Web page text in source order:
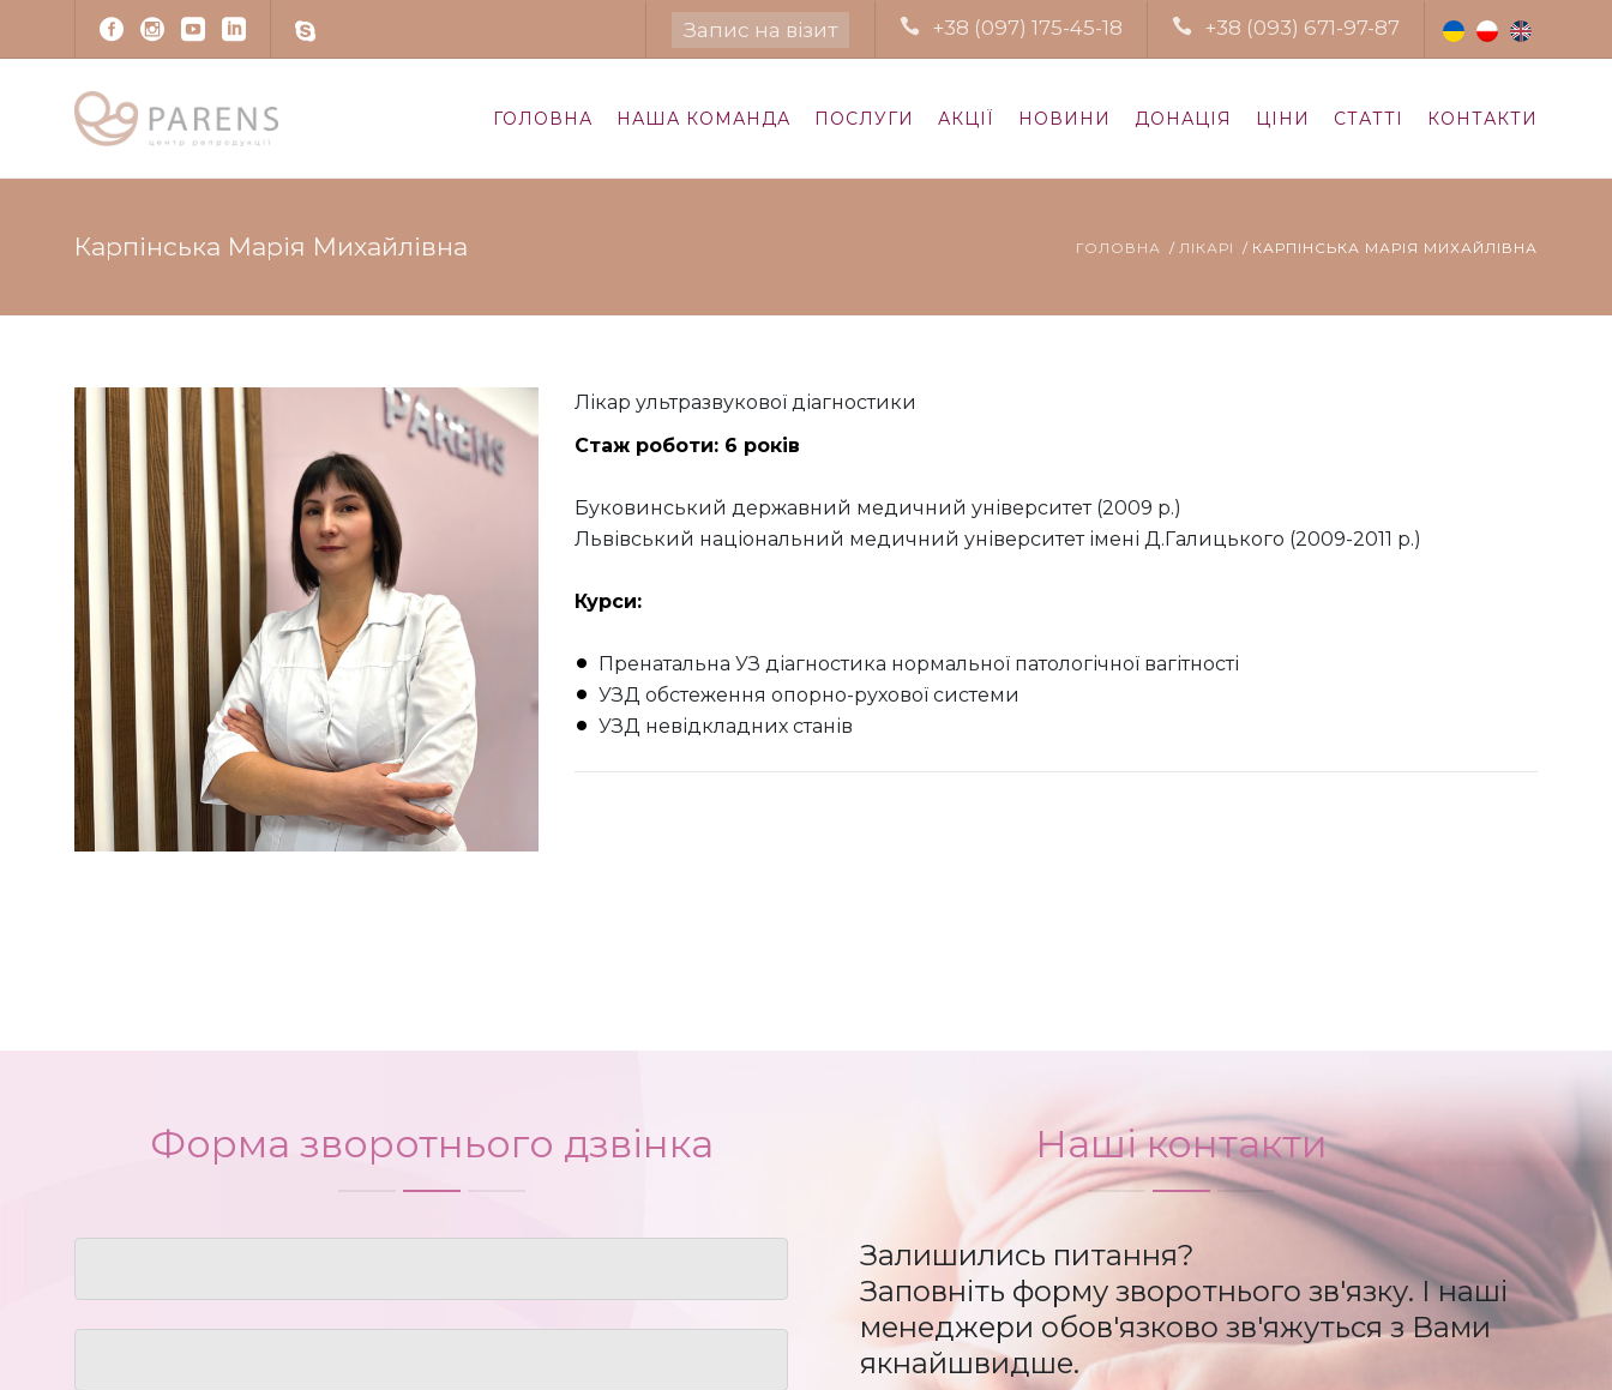
Запис на візит +38 (097) 175-45-18 +38 (093) 671-97-87
ГОЛОВНА НАША КОМАНДА ПОСЛУГИ АКЦІЇ НОВИНИ ДОНАЦІЯ ЦІНИ СТАТТІ КОНТАКТИ
Карпінська Марія Михайлівна ГОЛОВНА ЛІКАРІ КАРПІНСЬКА МАРІЯ МИХАЙЛІВНА
Лікар ультразвукової діагностики
Стаж роботи: 6 років
Буковинський державний медичний університет (2009 р.)
Львівський національний медичний університет імені Д.Галицького (2009-2011 р.)
Курси:
Пренатальна УЗ діагностика нормальної патологічної вагітності
УЗД обстеження опорно-рухової системи
УЗД невідкладних станів
Форма зворотнього дзвінка Наші контакти
Залишились питання?
Заповніть форму зворотнього зв'язку. І наші
менеджери обов'язково зв'яжуться з Вами
якнайшвидше.